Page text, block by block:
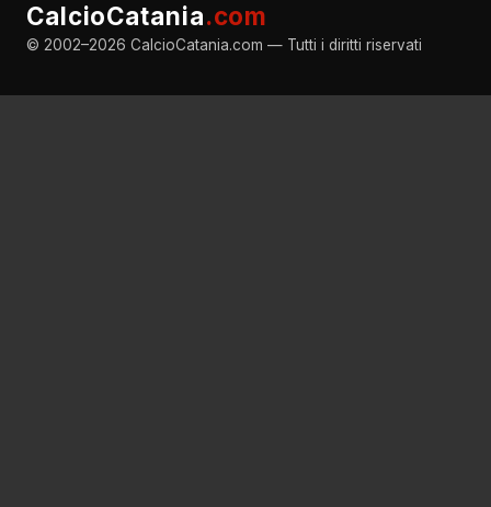
CalcioCatania.com
© 2002–2026 CalcioCatania.com — Tutti i diritti riservati